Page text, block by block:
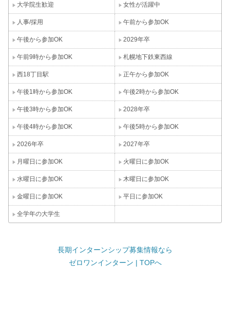
大学院生歓迎 女性が活躍中
人事/採用 午前から参加OK
午後から参加OK 2029年卒
午前9時から参加OK 札幌地下鉄東西線
西18丁目駅 正午から参加OK
午後1時から参加OK 午後2時から参加OK
午後3時から参加OK 2028年卒
午後4時から参加OK 午後5時から参加OK
2026年卒 2027年卒
月曜日に参加OK 火曜日に参加OK
水曜日に参加OK 木曜日に参加OK
金曜日に参加OK 平日に参加OK
全学年の大学生
長期インターンシップ募集情報なら
ゼロワンインターン | TOPへ